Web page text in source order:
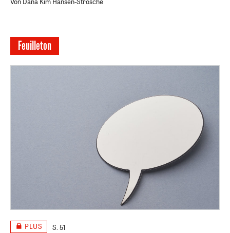
Feuilleton
PLUS S. 51